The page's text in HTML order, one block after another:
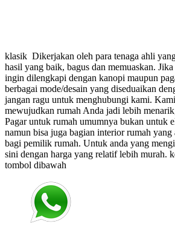
klasik Dikerjakan oleh para tenaga ahli
hasil yang baik, bagus dan memuaskan.
ingin dilengkapi dengan kanopi maupun
berbagai mode/desain yang diseduaikan
jangan ragu untuk menghubungi kami.
mewujudkan rumah Anda jadi lebih
Pagar untuk rumah umumnya bukan untuk
namun bisa juga bagian interior rumah
bagi pemilik rumah. Untuk anda yang
sini dengan harga yang relatif lebih murah.
tombol dibawah